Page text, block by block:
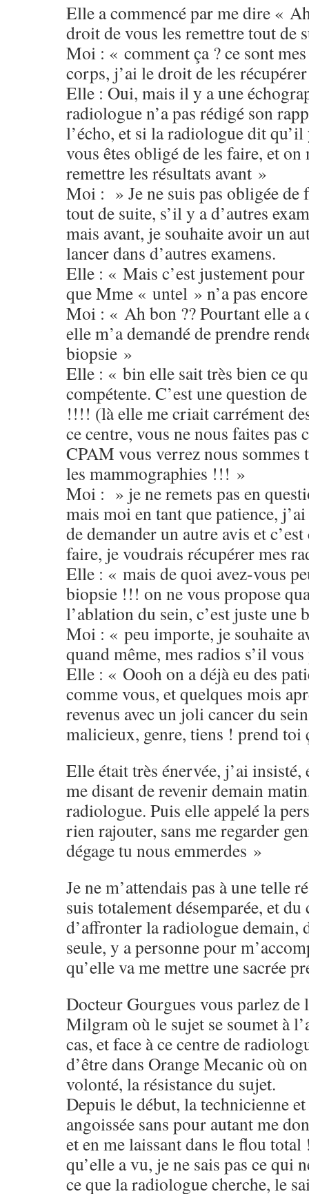
Elle a commencé par me dire «
droit de vous les remettre tout de
Moi : « comment ça ? ce sont
corps, j’ai le droit de les
Elle : Oui, mais il y a une
radiologue n’a pas rédigé son
l’écho, et si la radiologue dit qu’il
vous êtes obligé de les faire, et on
remettre les résultats avant »
Moi : » Je ne suis pas obligée de
tout de suite, s’il y a d’autres
mais avant, je souhaite avoir un
lancer dans d’autres examens.
Elle : « Mais c’est justement
que Mme « untel » n’a pas
Moi : « Ah bon ?? Pourtant elle a
elle m’a demandé de prendre
biopsie »
Elle : « bin elle sait très bien ce
compétente. C’est une question
!!!! (là elle me criait carrément
ce centre, vous ne nous faites
CPAM vous verrez nous sommes
les mammographies !!! »
Moi : » je ne remets pas en
mais moi en tant que patience,
de demander un autre avis et
faire, je voudrais récupérer mes
Elle : « mais de quoi avez-vous
biopsie !!! on ne vous propose
l’ablation du sein, c’est juste une
Moi : « peu importe, je souhaite
quand même, mes radios s’il
Elle : « Oooh on a déjà eu des
comme vous, et quelques mois
revenus avec un joli cancer du
malicieux, genre, tiens ! prend toi
Elle était très énervée, j’ai
me disant de revenir demain
radiologue. Puis elle appelé la
rien rajouter, sans me regarder
dégage tu nous emmerdes »
Je ne m’attendais pas à une telle
suis totalement désemparée, et du
d’affronter la radiologue demain,
seule, y a personne pour
qu’elle va me mettre une sacrée
Docteur Gourgues vous parlez de
Milgram où le sujet se soumet à
cas, et face à ce centre de
d’être dans Orange Mecanic où
volonté, la résistance du sujet.
Depuis le début, la technicienne
angoissée sans pour autant me
et en me laissant dans le flou total
qu’elle a vu, je ne sais pas ce qui
ce que la radiologue cherche, le